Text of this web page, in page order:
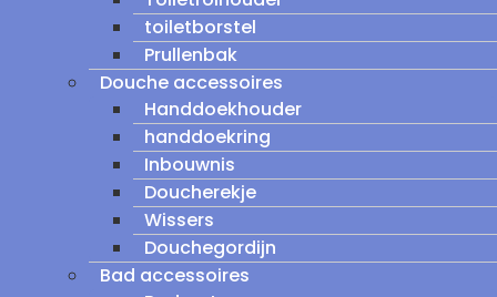
toiletborstel
Prullenbak
Douche accessoires
Handdoekhouder
handdoekring
Inbouwnis
Doucherekje
Wissers
Douchegordijn
Bad accessoires